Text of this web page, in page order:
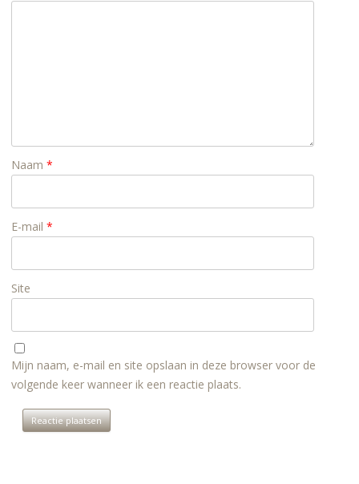
Naam *
E-mail *
Site
Mijn naam, e-mail en site opslaan in deze browser voor de
volgende keer wanneer ik een reactie plaats.